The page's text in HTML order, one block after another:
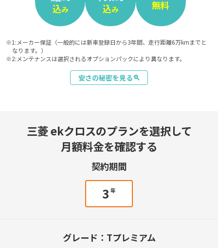
込み 込み 無料
※1:メーカー保証（一般的には新車登録日から3年間、走行距離6万kmまでと
なります。）
※2:メンテナンスは選択されるオプションパックにより異なります。
安さの秘密を見る zoom_in
三菱 ekクロスのプランを選択して
月額料金を確認する
契約期間
3 年
グレード： Tプレミアム